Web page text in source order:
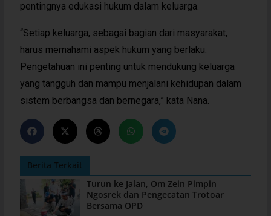
pentingnya edukasi hukum dalam keluarga.
“Setiap keluarga, sebagai bagian dari masyarakat,
harus memahami aspek hukum yang berlaku.
Pengetahuan ini penting untuk mendukung keluarga
yang tangguh dan mampu menjalani kehidupan dalam
sistem berbangsa dan bernegara,” kata Nana.
Berita Terkait
Turun ke Jalan, Om Zein Pimpin
Ngosrek dan Pengecatan Trotoar
Bersama OPD